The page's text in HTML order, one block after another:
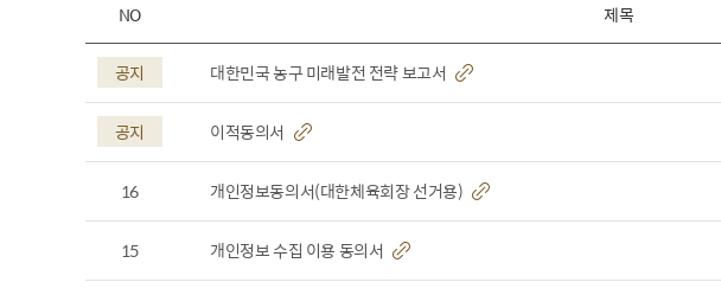
NO 제목
공지 대한민국 농구 미래발전 전략 보고서
공지 이적동의서
16 개인정보동의서(대한체육회장 선거용)
15 개인정보 수집 이용 동의서